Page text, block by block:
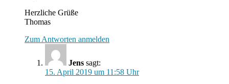
Herzliche Grüße
Thomas
Zum Antworten anmelden
Jens sagt:
15. April 2019 um 11:58 Uhr